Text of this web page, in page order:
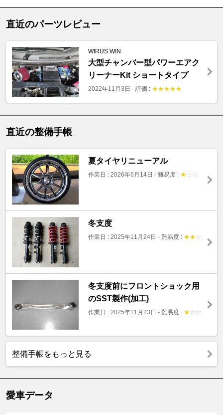
直近のパーツレビュー
WIRUS WIN
大型チャンバー型パワーエアク
リーナーKit ショートタイプ
2022年11月3日 - 評価 : ★★★★★
直近の整備手帳
夏タイヤリニューアル
作業日 : 2026年6月14日 - 難易度 : ★ ☆ ☆
冬支度
作業日 : 2025年11月24日 - 難易度 : ★★ ☆
冬支度前にフロントショック用
のSST製作(加工)
作業日 : 2025年11月23日 - 難易度 : ★ ☆ ☆
整備手帳をもっと見る
愛車データ